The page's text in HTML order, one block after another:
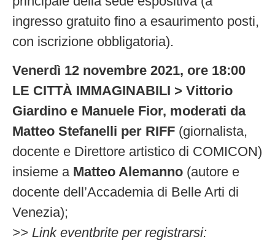
ingresso gratuito fino a esaurimento posti,
con iscrizione obbligatoria).
Venerdì 12 novembre 2021, ore 18:00
LE CITTÀ IMMAGINABILI > Vittorio
Giardino e Manuele Fior, moderati da
Matteo Stefanelli per RIFF (giornalista,
docente e Direttore artistico di COMICON)
insieme a Matteo Alemanno (autore e
docente dell’Accademia di Belle Arti di
Venezia);
>> Link eventbrite per registrarsi: